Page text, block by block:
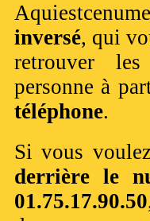
inversé, qui
retrouver les
personne à
téléphone.
Si vous
derrière le
01.75.17.90.50